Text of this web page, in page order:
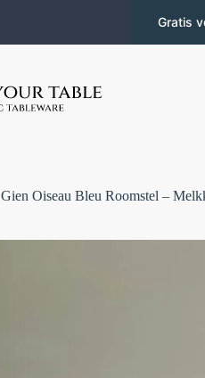
Gratis
Gien Oiseau Bleu Roomstel –